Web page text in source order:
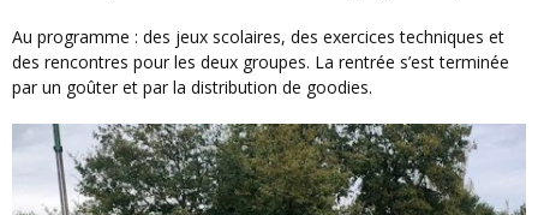
Au programme : des jeux scolaires, des exercices techniques et
des rencontres pour les deux groupes. La rentrée s’est terminée
par un goûter et par la distribution de goodies.